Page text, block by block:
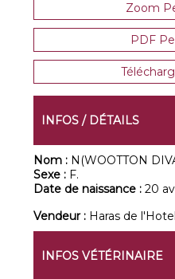
Zoom
PDF
INFOS / DÉTAILS
Nom : N(WOOTTON
Sexe : F.
Date de naissance :20
Vendeur : Haras de
INFOS VÉTÉRINAIRE